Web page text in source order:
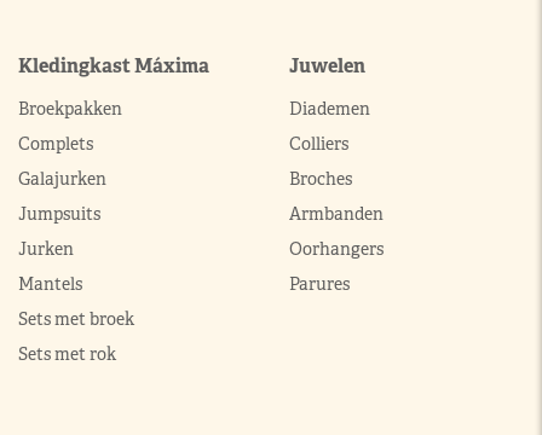
Kledingkast Máxima
Broekpakken
Complets
Galajurken
Jumpsuits
Jurken
Mantels
Sets met broek
Sets met rok
Juwelen
Diademen
Colliers
Broches
Armbanden
Oorhangers
Parures